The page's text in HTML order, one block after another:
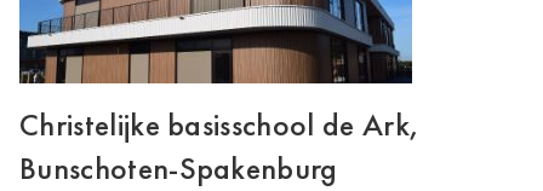
Christelijke basisschool de Ark,
Bunschoten-Spakenburg